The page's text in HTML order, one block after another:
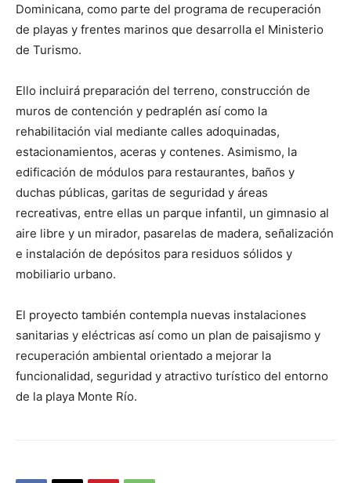
Dominicana, como parte del programa de recuperación
de playas y frentes marinos que desarrolla el Ministerio
de Turismo.
Ello incluirá preparación del terreno, construcción de
muros de contención y pedraplén así como la
rehabilitación vial mediante calles adoquinadas,
estacionamientos, aceras y contenes. Asimismo, la
edificación de módulos para restaurantes, baños y
duchas públicas, garitas de seguridad y áreas
recreativas, entre ellas un parque infantil, un gimnasio al
aire libre y un mirador, pasarelas de madera, señalización
e instalación de depósitos para residuos sólidos y
mobiliario urbano.
El proyecto también contempla nuevas instalaciones
sanitarias y eléctricas así como un plan de paisajismo y
recuperación ambiental orientado a mejorar la
funcionalidad, seguridad y atractivo turístico del entorno
de la playa Monte Río.